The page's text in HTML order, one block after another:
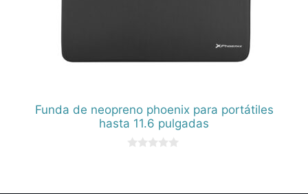
Funda de neopreno phoenix para portátiles
hasta 11.6 pulgadas